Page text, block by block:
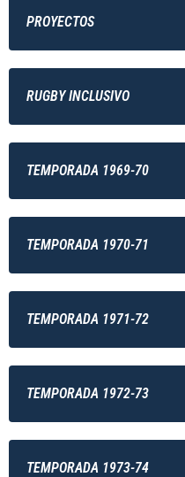
PROYECTOS
RUGBY INCLUSIVO
TEMPORADA 1969-70
TEMPORADA 1970-71
TEMPORADA 1971-72
TEMPORADA 1972-73
TEMPORADA 1973-74